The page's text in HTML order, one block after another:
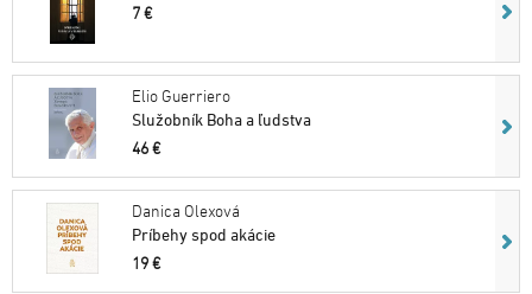
7 €
Elio Guerriero
Služobník Boha a ľudstva
46 €
Danica Olexová
Príbehy spod akácie
19 €